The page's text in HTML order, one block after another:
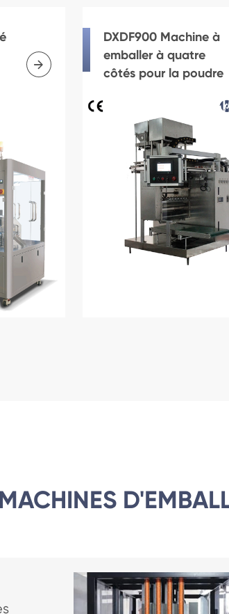

DXDF900 Machine à
emballer à quatre
côtés pour la poudre